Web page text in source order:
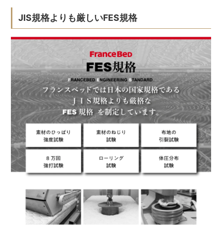
JIS規格よりも厳しいFES規格